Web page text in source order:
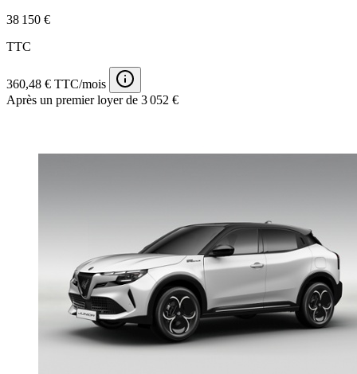
38 150 €
TTC
360,48 € TTC/mois
Après un premier loyer de 3 052 €